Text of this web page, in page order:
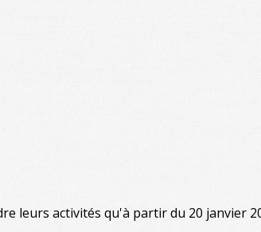
leurs activités qu'à partir du 20 janvier